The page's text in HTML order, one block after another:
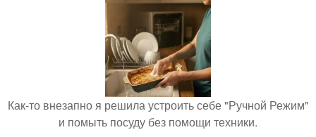
Как-то внезапно я решила устроить себе "Ручной Режим"
и помыть посуду без помощи техники.